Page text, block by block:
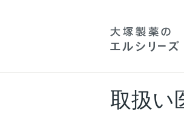
取扱い